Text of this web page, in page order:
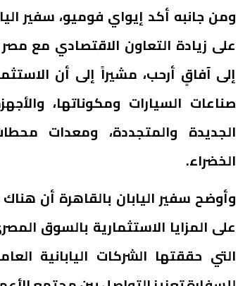
ومن جانبه أكد إيواي فوميو، سفير
على زيادة التعاون الاقتصادي مع مصر
إلى آفاقٍ أرحب، مشيراً إلى أن
صناعات السيارات ومكوناتها،
الجديدة والمتجددة، ومعدات
الخضراء.
وأوضح سفير اليابان بالقاهرة أن
على المزايا الاستثمارية بالسوق
التي حققتها الشركات اليابانية
رمضان وزيرًا للإسكان قرارًا